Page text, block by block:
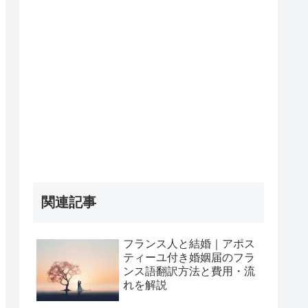
関連記事
フランス人と結婚｜アポス
ティーユ付き婚姻届のフラ
ンス語翻訳方法と費用・流
れを解説